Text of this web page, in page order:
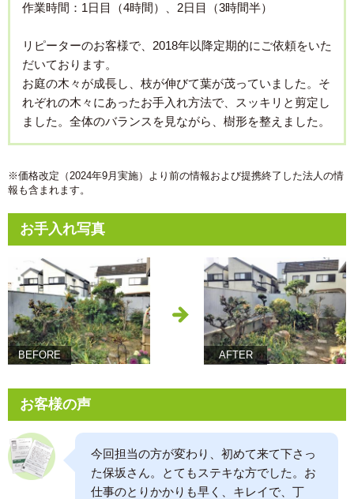
作業時間：1日目（4時間）、2日目（3時間半）
リピーターのお客様で、2018年以降定期的にご依頼をいた
だいております。
お庭の木々が成長し、枝が伸びて葉が茂っていました。そ
れぞれの木々にあったお手入れ方法で、スッキリと剪定し
ました。全体のバランスを見ながら、樹形を整えました。
※価格改定（2024年9月実施）より前の情報および提携終了した法人の情
報も含まれます。
お手入れ写真
BEFORE AFTER
お客様の声
今回担当の方が変わり、初めて来て下さっ
た保坂さん。とてもステキな方でした。お
仕事のとりかかりも早く、キレイで、丁